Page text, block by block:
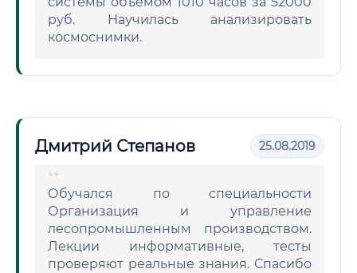
руб. Научилась анализировать
космоснимки.
Дмитрий Степанов 25.08.2019
Обучался по специальности
Организация и управление
лесопромышленным производством.
Лекции информативные, тесты
проверяют реальные знания. Спасибо